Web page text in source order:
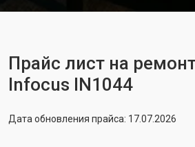
Прайс лист на
Infocus IN1044
Дата обновления прайса: 17.07.2026